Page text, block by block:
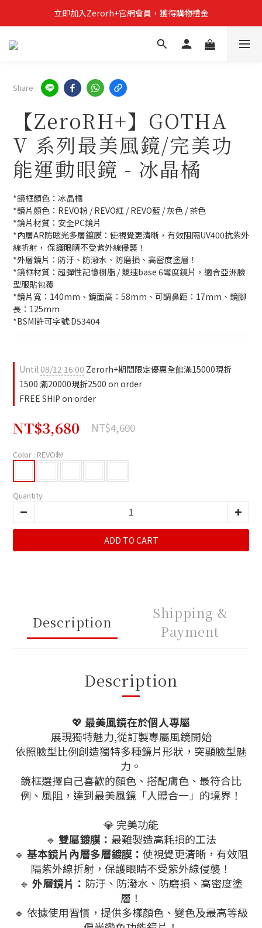
立即加入Zerorh+官網會員，獲得購物禮金
立即加入Zerorh+官網會員，獲得購物禮金
Zerorh+期間限定優惠全館滿15000折1500滿20000折2500
Share
【ZeroRH+】GOTHA
V 系列最美風鏡/完美功
能運動眼鏡 - 冰晶橘
*鏡框顏色：冰晶橘
*鏡片顏色：REVO粉 / REVO紅 / REVO藍 / 灰色 / 茶色
*鏡片材質：安全PC鏡片
*內層AR防眩光多層鍍膜：使視覺更清晰，有效阻隔UV400抗紫外
線折射， 保護眼睛不受紫外線侵襲！
*外層鏡片：防汙、防潑水、防磨損、高密度塗層！
*鏡框材質：超彈性記憶樹脂 / 競速base 6彎度鏡片，適合亞洲臉
型服貼包覆
*鏡片寬：140mm、鏡面高：58mm、可調鼻距：17mm、鏡腳
長：125mm
*BSMI許可字號:D53404
Until08/12 16:00 Zerorh+期間限定優惠全館滿15000現折
1500 滿20000現折2500 on order
FREE SHIP on order
NT$3,680 NT$4,600
Color : REVO粉
Quantity
ADD TO CART
Description
Shipping &
Payment
Description
💖 最美風鏡在於個人專屬
展現獨特魅力,從訂製專屬風鏡開始
依照臉型比例創造獨特多種鏡片形狀，突顯臉型魅
力。
鏡框選擇自己喜歡的顏色、搭配膚色、最符合比
例、風阻，達到最美風鏡「人體合一」的境界！
💎 完美功能
🔹 雙屬鍍膜： 最難製造高耗損的工法
🔹 基本鏡片內層多層鍍膜： 使視覺更清晰，有效阻
隔紫外線折射，保護眼睛不受紫外線侵襲！
🔹 外層鏡片： 防汙、防潑水、防磨損、高密度塗
層！
🔹 依據使用習慣，提供多樣顏色、變色及最高等級